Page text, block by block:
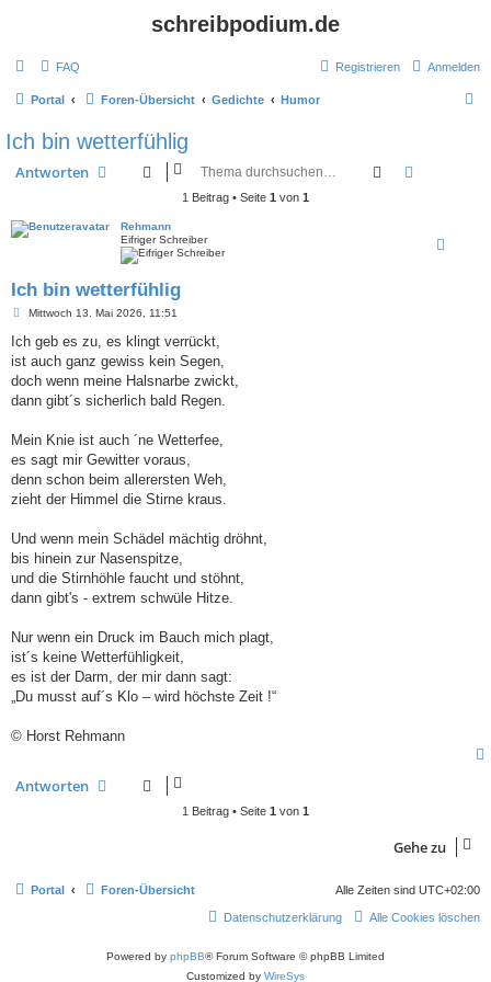
schreibpodium.de
FAQ Anmelden
Registrieren
Portal Foren-Übersicht Gedichte Humor
Ich bin wetterfühlig
Antworten Suche
1 Beitrag • Seite 1 von 1
Rehmann
Eifriger Schreiber
Ich bin wetterfühlig
B
i
r
a
Mittwoch 13. Mai 2026, 11:51
Ich geb es zu, es klingt verrückt,
ist auch ganz gewiss kein Segen,
doch wenn meine Halsnarbe zwickt,
dann gibt´s sicherlich bald Regen.
Mein Knie ist auch ´ne Wetterfee,
es sagt mir Gewitter voraus,
denn schon beim allerersten Weh,
zieht der Himmel die Stirne kraus.
Und wenn mein Schädel mächtig dröhnt,
bis hinein zur Nasenspitze,
und die Stirnhöhle faucht und stöhnt,
dann gibt's - extrem schwüle Hitze.
Nur wenn ein Druck im Bauch mich plagt,
ist´s keine Wetterfühligkeit,
es ist der Darm, der mir dann sagt:
„Du musst auf´s Klo – wird höchste Zeit !“
© Horst Rehmann
Antworten
1 Beitrag • Seite 1 von 1
Gehe zu
Portal Foren-Übersicht Alle Zeiten sind UTC+02:00
Alle Cookies löschen
Datenschutzerklärung
Powered by phpBB® Forum Software © phpBB Limited
Customized by WireSys